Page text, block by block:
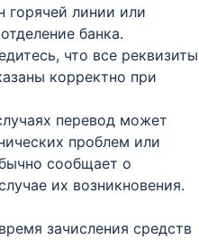
горячей линии или
банка.
что все реквизиты
корректно при
перевод может
проблем или
сообщает о
их возникновения.
зачисления средств